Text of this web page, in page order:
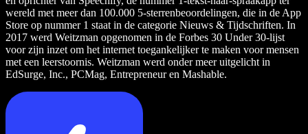
wereld met meer dan 100.000 5-sterrenbeoordelingen, die in de App
Store op nummer 1 staat in de categorie Nieuws & Tijdschriften. In
2017 werd Weitzman opgenomen in de Forbes 30 Under 30-lijst
voor zijn inzet om het internet toegankelijker te maken voor mensen
met een leerstoornis. Weitzman werd onder meer uitgelicht in
EdSurge, Inc., PCMag, Entrepreneur en Mashable.